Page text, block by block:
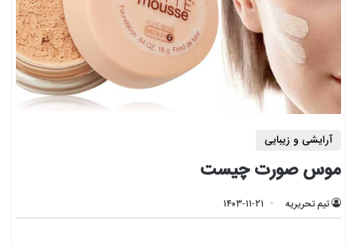
آرایشی و زیبایی
موس صورت چیست
تیم تحریریه ۱۴۰۳-۱۱-۲۱